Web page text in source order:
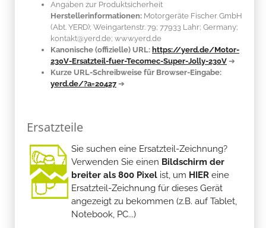
Angaben zur Produktsicherheit
Herstellerinformationen: Motorgeräte Fischer GmbH
(Abt. YERD); Weingartenstr. 79; 77933 Lahr; Germany;
kontakt@yerd.de; www.yerd.de
Kanonische (offizielle) URL: https://yerd.de/Motor-
230V-Ersatzteil-fuer-Tecomec-Super-Jolly-230V ➔
Kurze URL-Schreibweise für Browser-Eingabe:
yerd.de/?a=20427 ➔
Ersatzteile
Sie suchen eine Ersatzteil-Zeichnung?
Verwenden Sie einen Bildschirm der
breiter als 800 Pixel ist, um HIER eine
Ersatzteil-Zeichnung für dieses Gerät
angezeigt zu bekommen (z.B. auf Tablet,
Notebook, PC...)